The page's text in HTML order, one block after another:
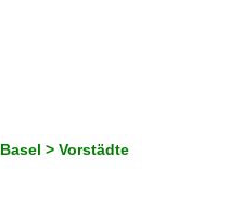
> Vorstädte